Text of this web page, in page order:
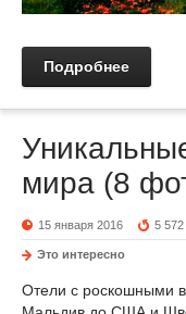
Подробнее
мира (8
15 января 2016 5 572
Это интересно
Отели с роскошными